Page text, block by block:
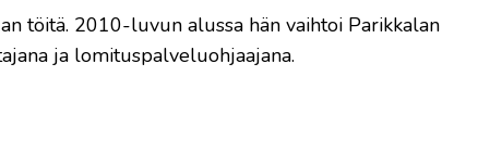
töitä. 2010-luvun alussa hän vaihtoi Parikkalan
ja lomituspalveluohjaajana.